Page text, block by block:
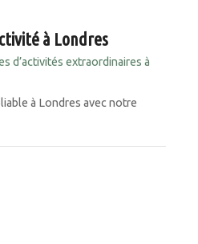
à Londres
d’activités extraordinaires à
à Londres avec notre